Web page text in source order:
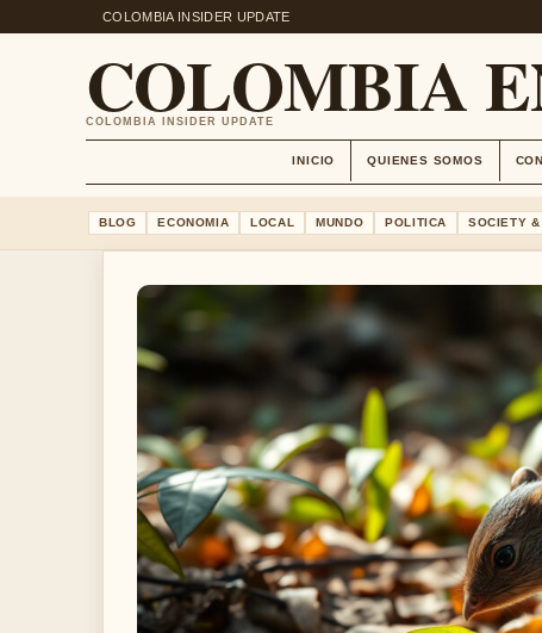
COLOMBIA INSIDER UPDATE
COLOMBIA
COLOMBIA INSIDER UPDATE
INICIO QUIENES SOMOS
BLOG ECONOMIA LOCAL MUNDO POLITICA SOCIETY &